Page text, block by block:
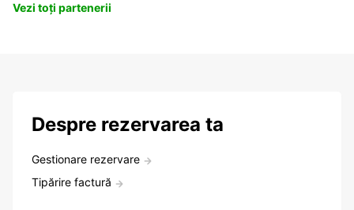
Vezi toți partenerii
Despre rezervarea ta
Gestionare rezervare
Tipărire factură